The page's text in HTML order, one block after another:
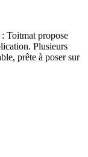
Toitmat propose
Plusieurs
prête à poser sur